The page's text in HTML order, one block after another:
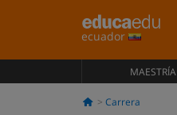
ecuador
MAESTRÍA
Carrera